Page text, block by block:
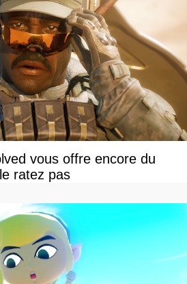
vous offre encore du
ratez pas